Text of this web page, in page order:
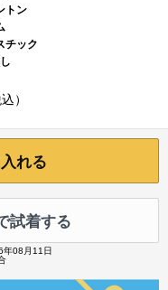
トン
チック
）
れる
試着する
年08月11日